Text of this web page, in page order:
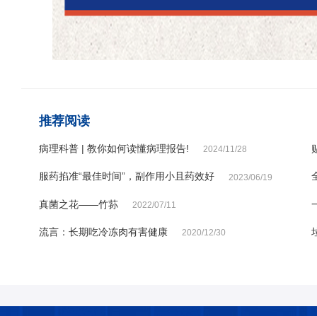
推荐阅读
病理科普 | 教你如何读懂病理报告! 2024/11/28
服药掐准“最佳时间”，副作用小且药效好 2023/06/19
真菌之花——竹荪 2022/07/11
流言：长期吃冷冻肉有害健康 2020/12/30